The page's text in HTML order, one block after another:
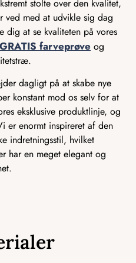
stolte over den kvalitet,
ved med at udvikle sig dag
at se kvaliteten på vores
GRATIS farveprøve og
dagligt på at skabe nye
konstant mod os selv for at
eksklusive produktlinje, og
er enormt inspireret af den
indretningsstil, hvilket
har en meget elegant og